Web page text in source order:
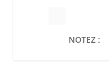
NOTEZ :